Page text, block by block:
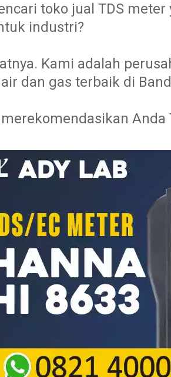
toko jual TDS
industri?
Kami adalah
dan gas terbaik di
Anda